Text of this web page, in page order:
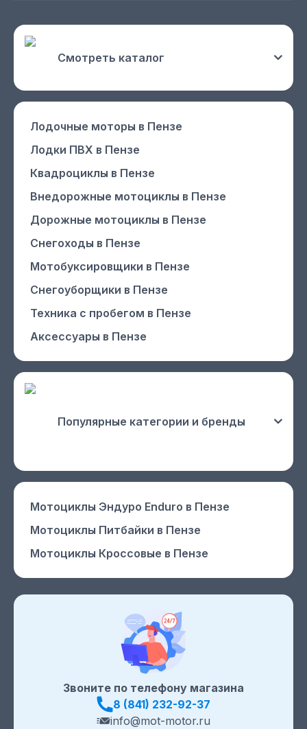
Звоните по телефону магазина
8 (841) 232-92-37
info@mot-motor.ru
Смотреть каталог
Лодочные моторы в Пензе
Лодки ПВХ в Пензе
Квадроциклы в Пензе
Внедорожные мотоциклы в Пензе
Дорожные мотоциклы в Пензе
Снегоходы в Пензе
Мотобуксировщики в Пензе
Снегоуборщики в Пензе
Техника с пробегом в Пензе
Аксессуары в Пензе
Популярные категории и бренды
Мотоциклы Эндуро Enduro в Пензе
Мотоциклы Питбайки в Пензе
Мотоциклы Кроссовые в Пензе